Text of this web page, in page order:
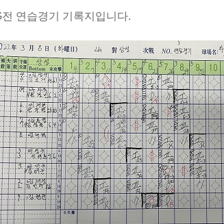
연습경기 기록지입니다.